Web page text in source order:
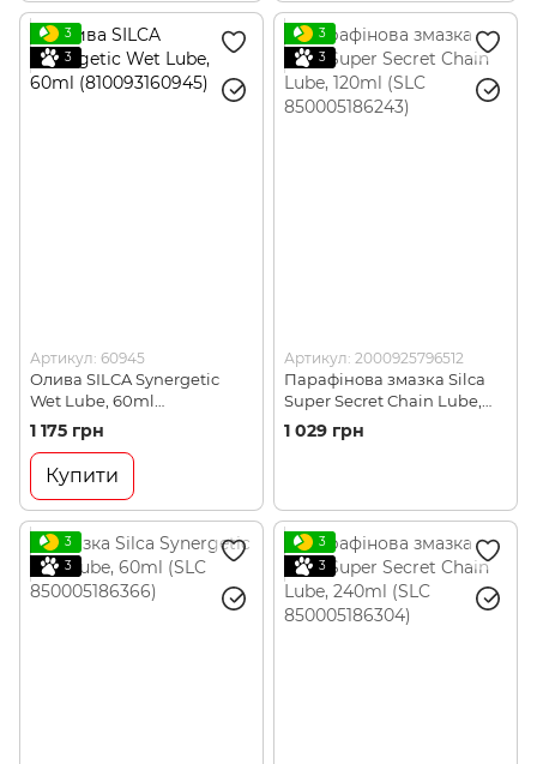
3
3
Артикул: 60945
Олива SILCA Synergetic
Wet Lube, 60ml
(810093160945)
1 175 грн
Купити
3
3
Артикул: 2000925796512
Парафінова змазка Silca
Super Secret Chain Lube,
120ml (SLC 850005186243)
1 029 грн
3
3
3
3